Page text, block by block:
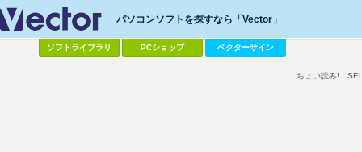
パソコンソフトを探すなら「Vector」
ソフトライブラリ PCショップ ベクターサイン
ちょい読み!